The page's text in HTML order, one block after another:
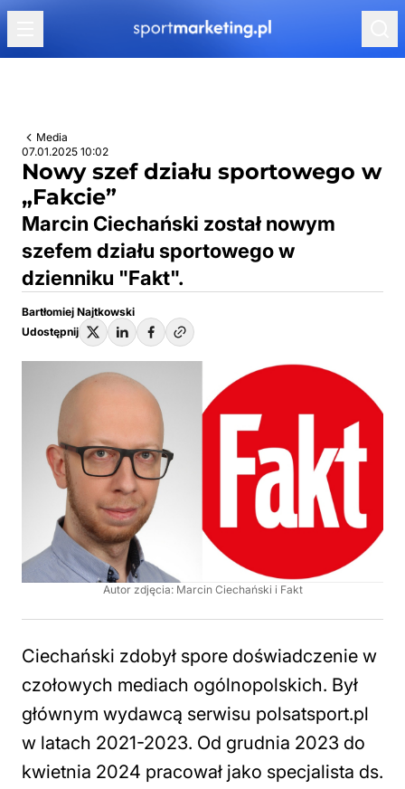
Przejdź do treści
Media
07.01.2025 10:02
Nowy szef działu sportowego w
„Fakcie”
Marcin Ciechański został nowym
szefem działu sportowego w
dzienniku "Fakt".
Bartłomiej Najtkowski
Udostępnij
Autor zdjęcia: Marcin Ciechański i Fakt
Ciechański zdobył spore doświadczenie w
czołowych mediach ogólnopolskich. Był
głównym wydawcą serwisu polsatsport.pl
w latach 2021-2023. Od grudnia 2023 do
kwietnia 2024 pracował jako specjalista ds.